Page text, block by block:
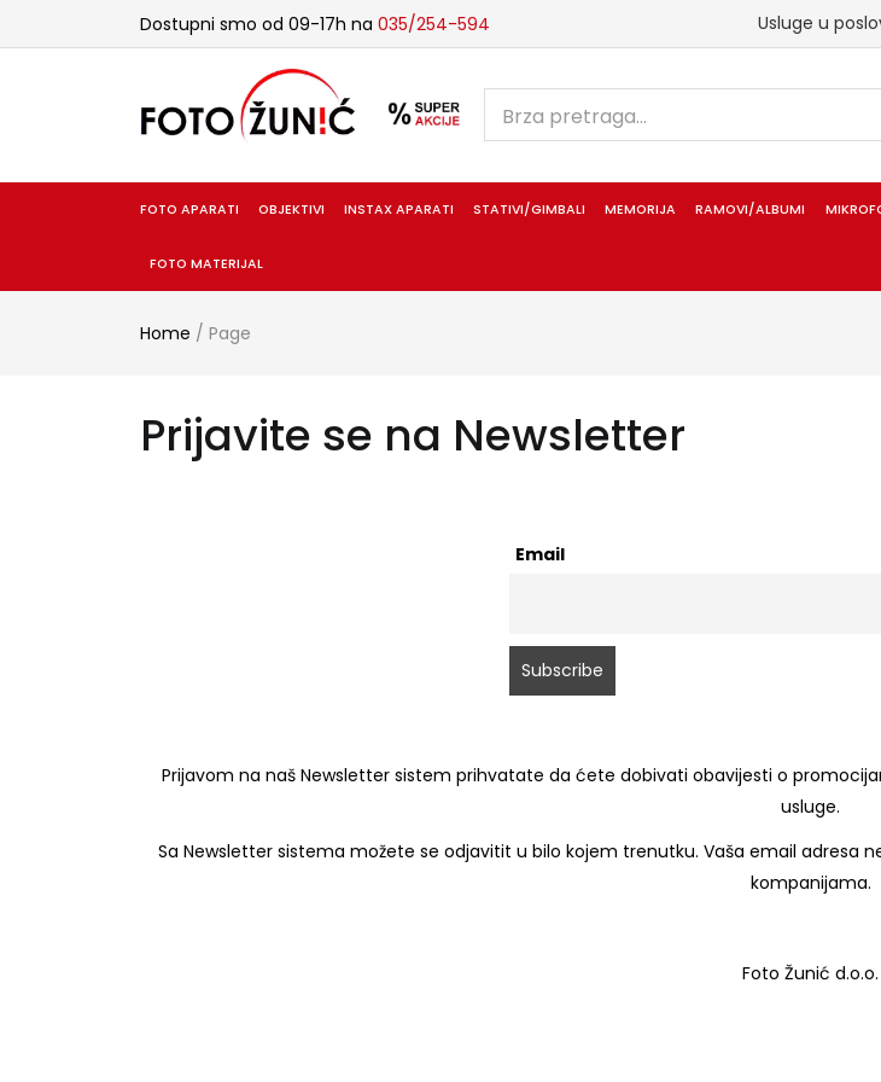
Dostupni smo od 09-17h na 035/254-594 Usluge u
FOTO APARATI OBJEKTIVI INSTAX APARATI STATIVI/GIMBALI MEMORIJA RAMOVI/ALBUMI
FOTO MATERIJAL
Home / Page
Prijavite se na Newsletter
Email
Prijavom na naš Newsletter sistem prihvatate da ćete dobivati obavijesti o
usluge.
Sa Newsletter sistema možete se odjavitit u bilo kojem trenutku. Vaša email adresa
kompanijama.
Foto Žunić d.o.o.